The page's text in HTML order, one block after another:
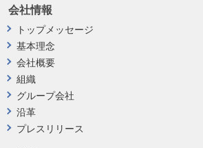
会社情報
トップメッセージ
基本理念
会社概要
組織
グループ会社
沿革
プレスリリース